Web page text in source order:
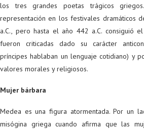
los tres grandes poetas trágicos
representación en los festivales dramáticos
a.C., pero hasta el año 442 a.C. consiguió
fueron criticadas dado su carácter
príncipes hablaban un lenguaje cotidiano) y
valores morales y religiosos.
Mujer bárbara
Medea es una figura atormentada. Por un
misógina griega cuando afirma que las